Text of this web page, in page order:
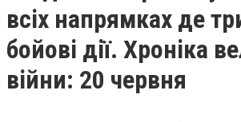
всіх напрямках де
бойові дії. Хроніка
війни: 20 червня